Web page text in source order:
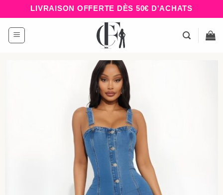
au
contenu
LIVRAISON OFFERTE DÈS 50€ D'ACHATS